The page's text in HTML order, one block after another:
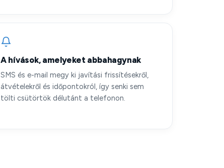
A hívások, amelyeket abbahagynak
SMS és e-mail megy ki javítási frissítésekről,
átvételekről és időpontokról, így senki sem
tölti csütörtök délutánt a telefonon.